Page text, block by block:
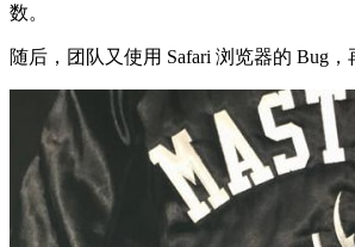
数。
随后，团队又使用 Safari 浏览器的 Bug，